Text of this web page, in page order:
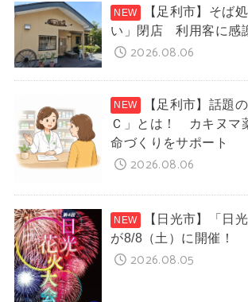
【足利市】そば
い」閉店 利用客に感
2026.08.06
【足利市】話題
Ｃ」とは！ カキヌマ
命づくりをサポート
2026.08.06
【日光市】「日
が8/8（土）に開催！
2026.08.05